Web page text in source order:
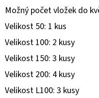
Možný počet vložek do
Velikost 50: 1 kus
Velikost 100: 2 kusy
Velikost 150: 3 kusy
Velikost 200: 4 kusy
Velikost L100: 3 kusy
P
O
R
U
Č
U
J